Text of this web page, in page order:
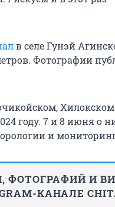
в селе Гунэй
Фотографии
году. 7 и 8 июня о
и
ФОТОГРАФИЙ И
КАНАЛЕ